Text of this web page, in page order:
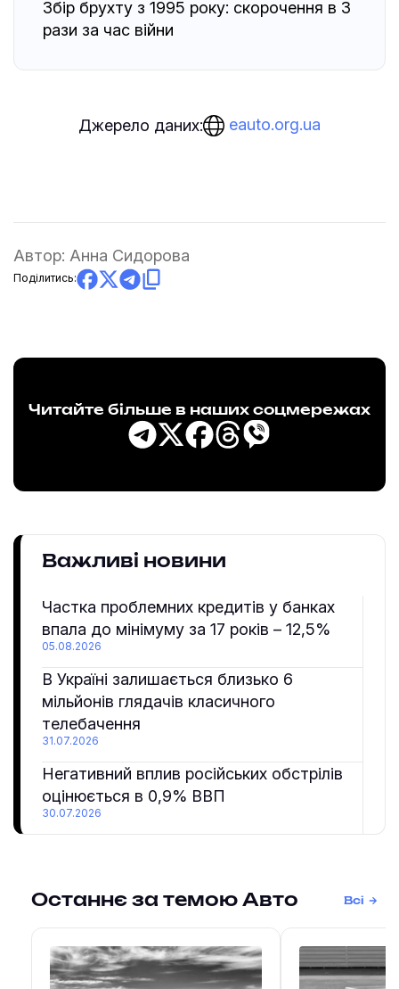
Збір брухту з 1995 року: скорочення в 3
рази за час війни
Джерело даних: eauto.org.ua
Автор: Анна Сидорова
Поділитись:
Читайте більше в наших соцмережах
Важливі новини
Частка проблемних кредитів у банках
впала до мінімуму за 17 років – 12,5%
05.08.2026
В Україні залишається близько 6
мільйонів глядачів класичного
телебачення
31.07.2026
Негативний вплив російських обстрілів
оцінюється в 0,9% ВВП
30.07.2026
Останнє за темою Авто Всі